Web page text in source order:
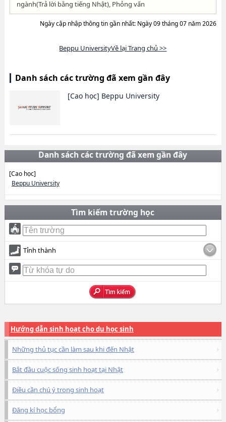
ngành(Trả lời bằng tiếng Nhật), Phỏng vấn
Ngày cập nhập thông tin gần nhất: Ngày 09 tháng 07 năm 2026
Beppu UniversityVề lại Trang chủ >>
Danh sách các trường đã xem gần đây
[Cao học] Beppu University
Danh sách các trường đã xem gần đây
[Cao học]
Beppu University
Tìm kiếm trường học
Tỉnh thành
Hướng dẫn sinh hoạt cho du học sinh
Những thủ tục cần làm sau khi đến Nhật
Bắt đầu cuộc sống sinh hoạt tại Nhật
Điều cần chú ý trong sinh hoạt
Đăng kí học bổng